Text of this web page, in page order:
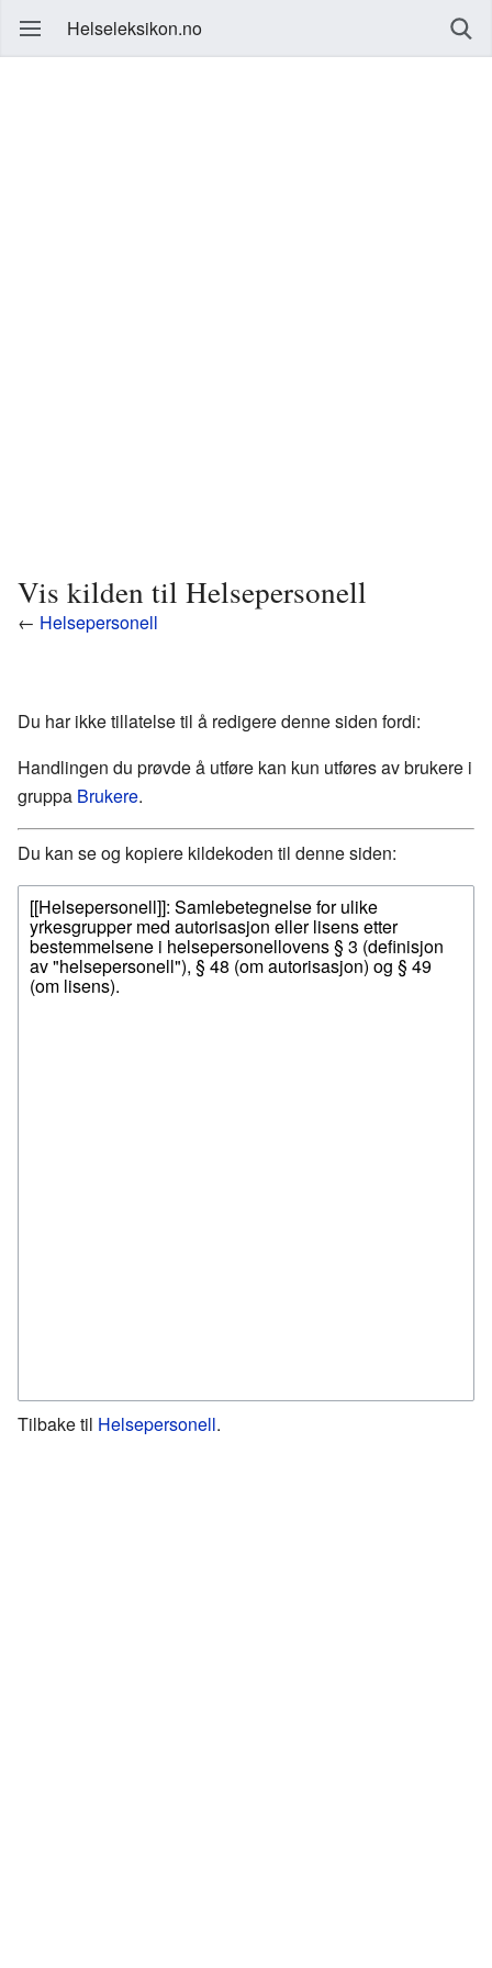
Helseleksikon.no
Vis kilden til Helsepersonell
← Helsepersonell
Du har ikke tillatelse til å redigere denne siden fordi:
Handlingen du prøvde å utføre kan kun utføres av brukere i
gruppa Brukere.
Du kan se og kopiere kildekoden til denne siden:
Tilbake til Helsepersonell.